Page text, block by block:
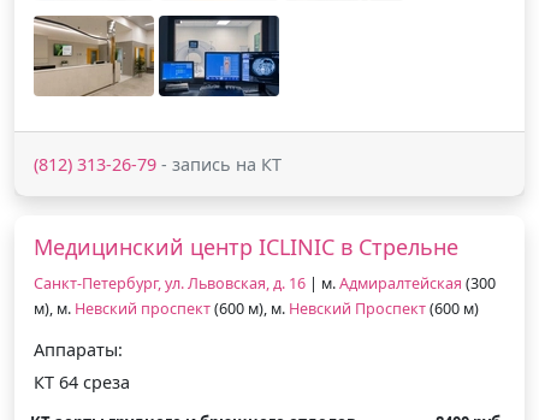
(812) 313-26-79 - запись на КТ
Медицинский центр ICLINIC в Стрельне
Санкт-Петербург, ул. Львовская, д. 16 | м.Адмиралтейская (300
м), м. Невский проспект(600 м), м. Невский Проспект(600 м)
Аппараты:
КТ 64 среза